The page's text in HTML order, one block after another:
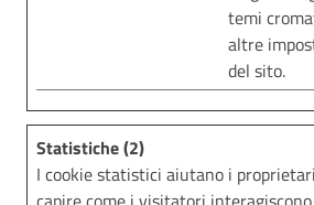
temi
altre
del sito.
Statistiche (2)
I cookie statistici aiutano i